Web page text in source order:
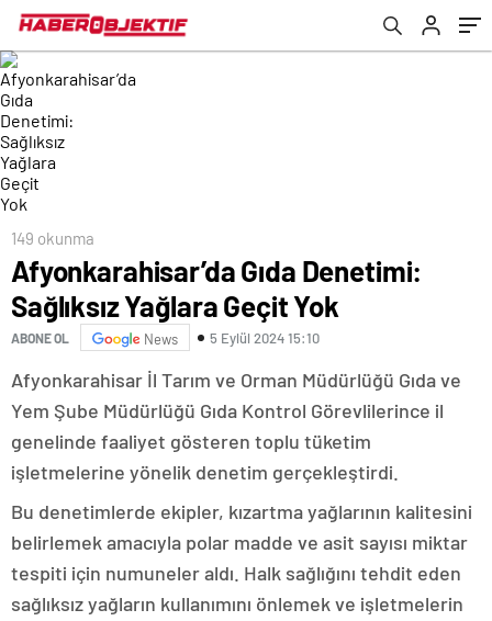
149 okunma
Afyonkarahisar’da Gıda Denetimi:
Sağlıksız Yağlara Geçit Yok
ABONE OL News 5 Eylül 2024 15:10
Afyonkarahisar İl Tarım ve Orman Müdürlüğü Gıda ve
Yem Şube Müdürlüğü Gıda Kontrol Görevlilerince il
genelinde faaliyet gösteren toplu tüketim
işletmelerine yönelik denetim gerçekleştirdi.
Bu denetimlerde ekipler, kızartma yağlarının kalitesini
belirlemek amacıyla polar madde ve asit sayısı miktar
tespiti için numuneler aldı. Halk sağlığını tehdit eden
sağlıksız yağların kullanımını önlemek ve işletmelerin